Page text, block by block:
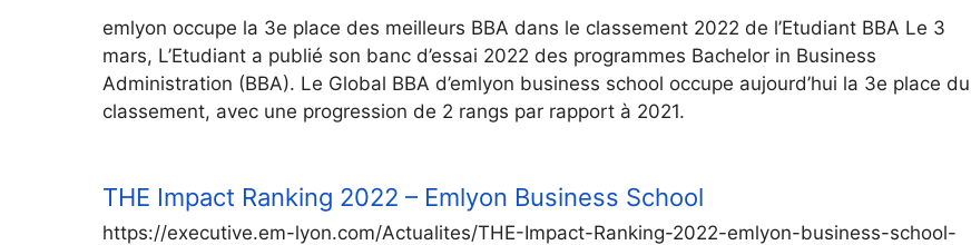
emlyon occupe la 3e place des meilleurs BBA dans le classement 2022 de l’Etudiant BBA Le 3
mars, L’Etudiant a publié son banc d’essai 2022 des programmes Bachelor in Business
Administration (BBA). Le Global BBA d’emlyon business school occupe aujourd’hui la 3e place du
classement, avec une progression de 2 rangs par rapport à 2021.
THE Impact Ranking 2022 – Emlyon Business School
https://executive.em-lyon.com/Actualites/THE-Impact-Ranking-2022-emlyon-business-school-